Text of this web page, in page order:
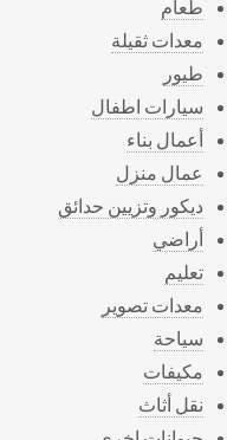
طعام
معدات ثقيلة
طيور
سيارات اطفال
أعمال بناء
عمال منزل
ديكور وتزيين حدائق
أراضي
تعليم
معدات تصوير
سياحة
مكيفات
نقل أثاث